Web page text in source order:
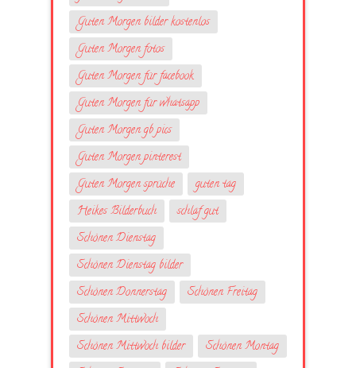
Guten Morgen bilder kostenlos
Guten Morgen fotos
Guten Morgen für facebook
Guten Morgen für whatsapp
Guten Morgen gb pics
Guten Morgen pinterest
Guten Morgen sprüche
guten tag
Heikes Bilderbuch
schlaf gut
Schönen Dienstag
Schönen Dienstag bilder
Schönen Donnerstag
Schönen Freitag
Schönen Mittwoch
Schönen Mittwoch bilder
Schönen Montag